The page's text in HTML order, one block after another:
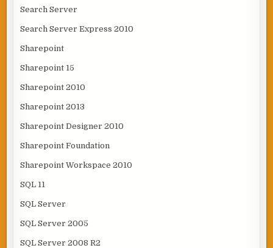
Search Server
Search Server Express 2010
Sharepoint
Sharepoint 15
Sharepoint 2010
Sharepoint 2013
Sharepoint Designer 2010
Sharepoint Foundation
Sharepoint Workspace 2010
SQL 11
SQL Server
SQL Server 2005
SQL Server 2008 R2